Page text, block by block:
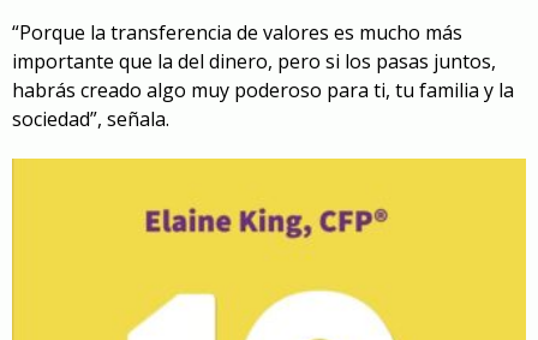
“Porque la transferencia de valores es mucho más
importante que la del dinero, pero si los pasas juntos,
habrás creado algo muy poderoso para ti, tu familia y la
sociedad”, señala.